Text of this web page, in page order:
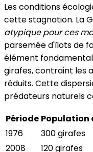
Les conditions
cette stagnation. La
atypique pour ces
parsemée d'îlots de
élément
girafes, contraint les
réduits. Cette
prédateurs naturels
Période Population
1976
300 girafes
2008
120 girafes